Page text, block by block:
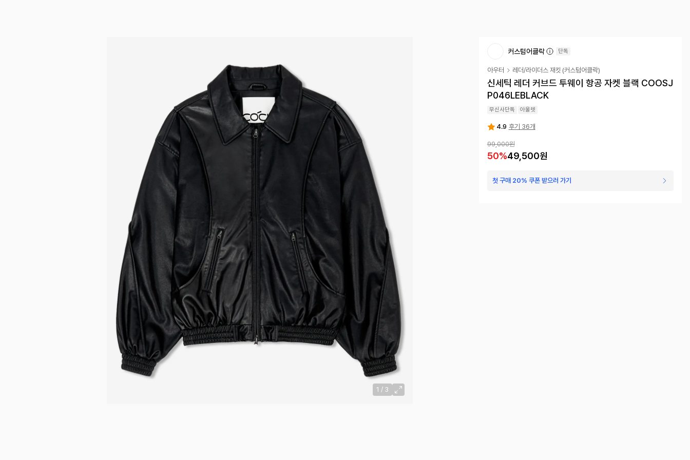
1 / 3
커스텀어클락 단독
아우터 레더/라이더스 재킷 (커스텀어클락)
신세틱 레더 커브드 투웨이 항공 자켓 블랙 COOSJ
P046LEBLACK
무신사단독 아울렛
4.9 후기 36개
99,000원
50%49,500원
첫 구매 20% 쿠폰 받으러 가기